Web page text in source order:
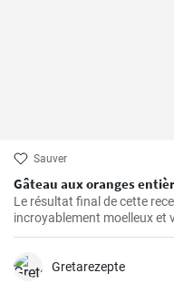
Sauver
Gâteau aux oranges
Le résultat final de cette
incroyablement moelleux et
d'agrumes.
Gretarezepte